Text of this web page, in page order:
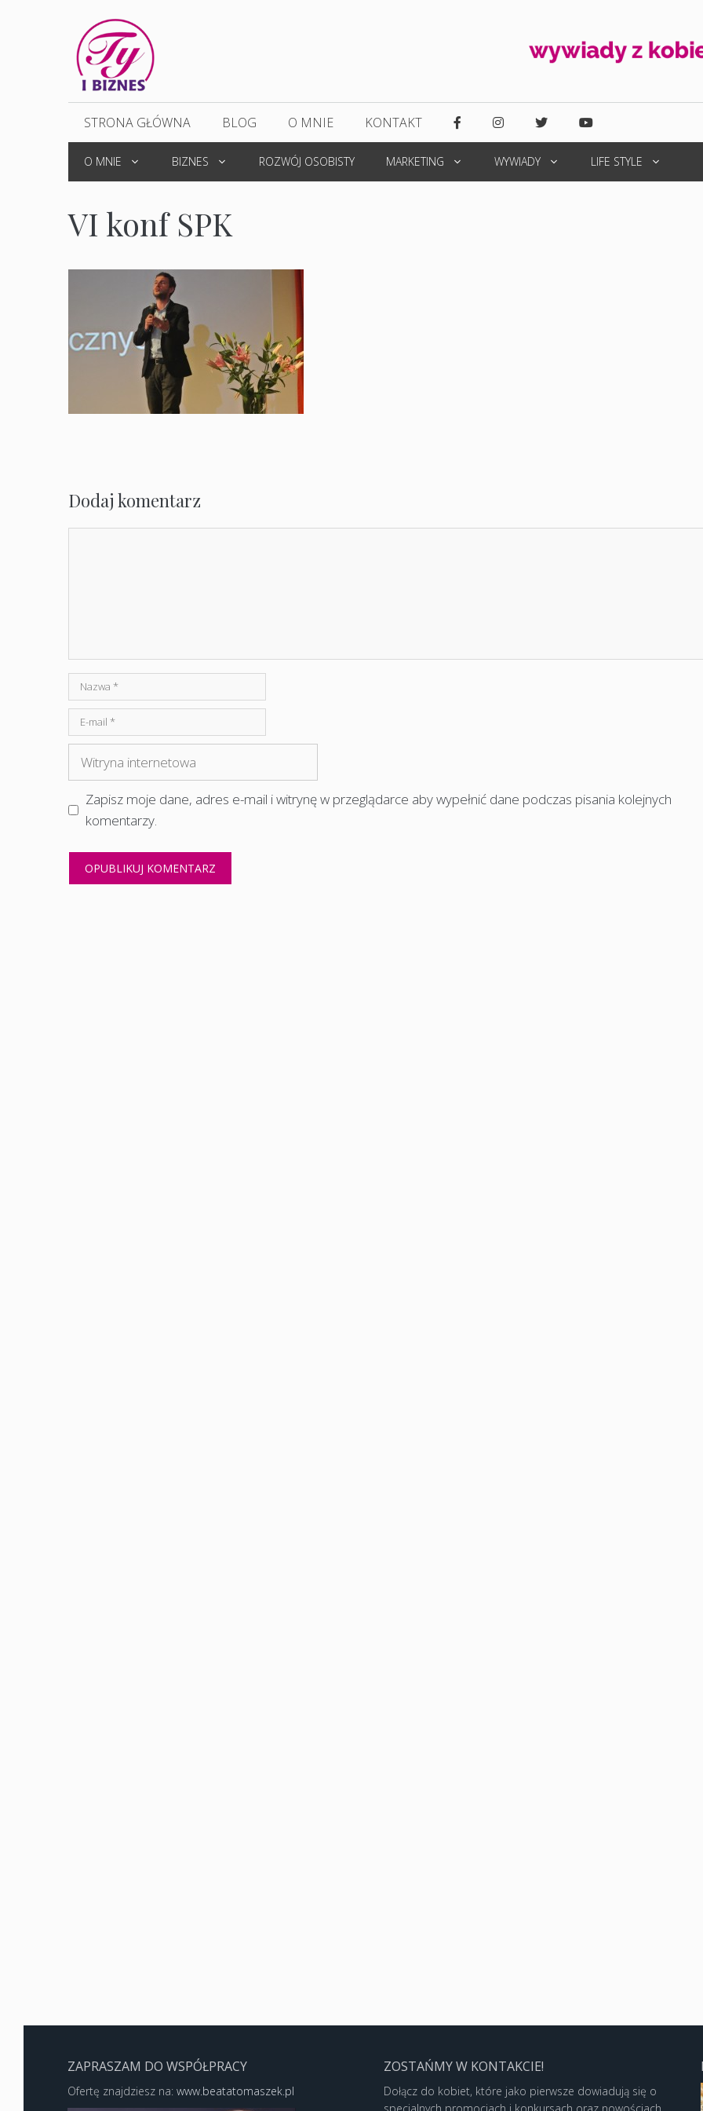
STRONA GŁÓWNA BLOG O MNIE KONTAKT
O MNIE BIZNES ROZWÓJ OSOBISTY MARKETING WYWIADY LIFE STYLE
VI konf SPK
Dodaj komentarz
Nazwa
mail
Witryna
internetowa
Zapisz moje dane, adres e-mail i witrynę w przeglądarce aby wypełnić dane podczas pisania kolejnych
komentarzy.
ZAPRASZAM DO WSPÓŁPRACY
Ofertę znajdziesz na: www.beatatomaszek.pl
ZOSTAŃMY W KONTAKCIE!
Dołącz do kobiet, które jako pierwsze dowiadują się o